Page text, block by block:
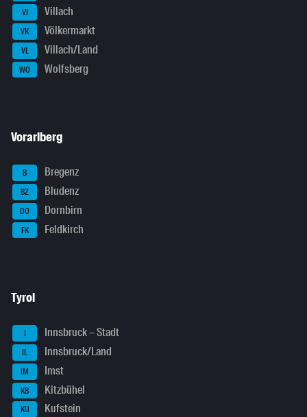
VI Villach
VK Völkermarkt
VL Villach/Land
WO Wolfsberg
Vorarlberg
B Bregenz
BZ Bludenz
DO Dornbirn
FK Feldkirch
Tyrol
I Innsbruck – Stadt
IL Innsbruck/Land
IM Imst
KB Kitzbühel
KU Kufstein